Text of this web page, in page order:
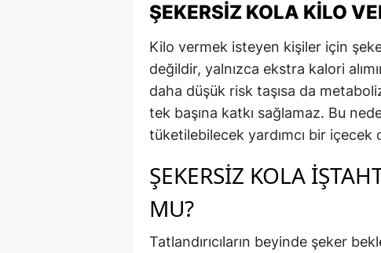
ŞEKERSIZ KOLA KILO
Kilo vermek isteyen kişiler için
değildir, yalnızca ekstra kalori
daha düşük risk taşısa da
tek başına katkı sağlamaz. Bu
tüketilebilecek yardımcı bir içecek
ŞEKERSIZ KOLA
MU?
Tatlandırıcıların beyinde şeker